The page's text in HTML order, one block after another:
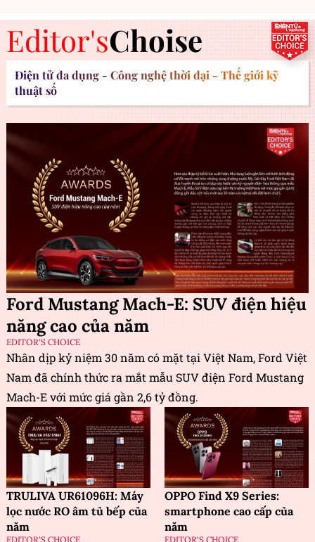
Editor'sChoise
Điện tử đa dụng - Công nghệ thời đại - Thế giới kỹ
thuật số
Ford Mustang Mach-E: SUV điện hiệu
năng cao của năm
EDITOR'S CHOICE
Nhân dịp kỷ niệm 30 năm có mặt tại Việt Nam, Ford Việt
Nam đã chính thức ra mắt mẫu SUV điện Ford Mustang
Mach-E với mức giá gần 2,6 tỷ đồng.
TRULIVA UR61096H: Máy
lọc nước RO âm tủ bếp của
năm
EDITOR'S CHOICE
OPPO Find X9 Series:
smartphone cao cấp của
năm
EDITOR'S CHOICE